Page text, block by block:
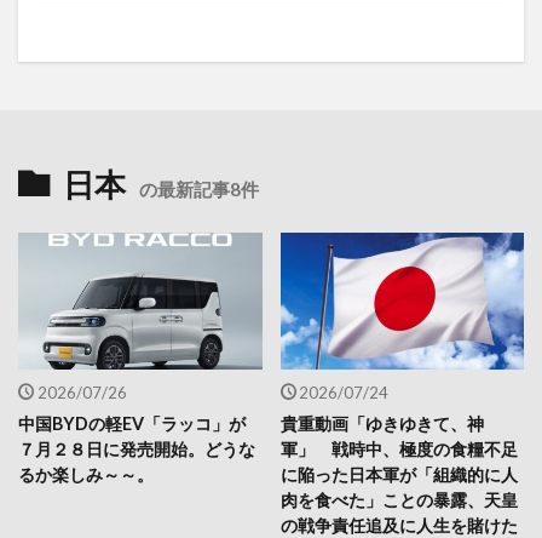
日本 の最新記事8件
2026/07/26
中国BYDの軽EV「ラッコ」が
７月２８日に発売開始。どうな
るか楽しみ～～。
2026/07/24
貴重動画「ゆきゆきて、神
軍」 戦時中、極度の食糧不足
に陥った日本軍が「組織的に人
肉を食べた」ことの暴露、天皇
の戦争責任追及に人生を賭けた